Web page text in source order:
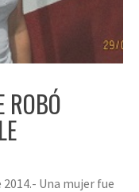
ROBÓ
Una mujer fue